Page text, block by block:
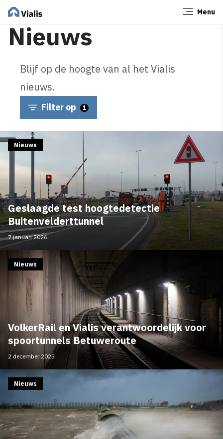
Menu
Nieuws
Blijf op de hoogte van al het Vialis
nieuws.
Filter op 1
Geslaagde test hoogtedetectie
Buitenvelderttunnel
Nieuws
7 januari 2026
VolkerRail en Vialis verantwoordelijk voor
spoortunnels Betuweroute
Nieuws
2 december 2025
Nieuws
Sluiten